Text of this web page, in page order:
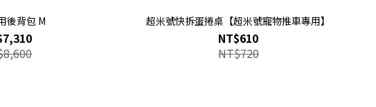
後背包 M 超米號快拆蛋捲桌【超米號寵物推車專用】
NT$610
NT$720